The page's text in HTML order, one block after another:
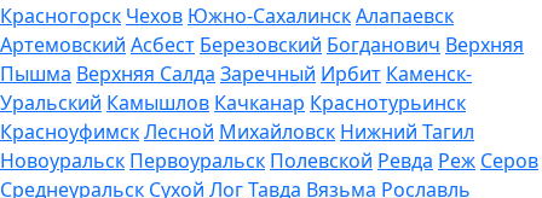
Красногорск Чехов Южно-СахалинскАлапаевск
Артемовский Асбест Березовский Богданович Верхняя
Пышма Верхняя Салда Заречный Ирбит Каменск-
Уральский Камышлов Качканар Краснотурьинск
КрасноуфимскЛесной Михайловск Нижний Тагил
Новоуральск Первоуральск Полевской Ревда Реж Серов
Среднеуральск Сухой ЛогТавда Вязьма Рославль